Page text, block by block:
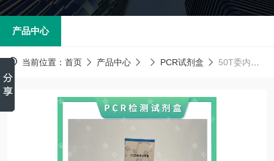
产品中心
当前位置： 首页 产品中心 PCR试剂盒 50T委内瑞拉马脑脊髓炎病毒（VEEV）PCR试剂盒